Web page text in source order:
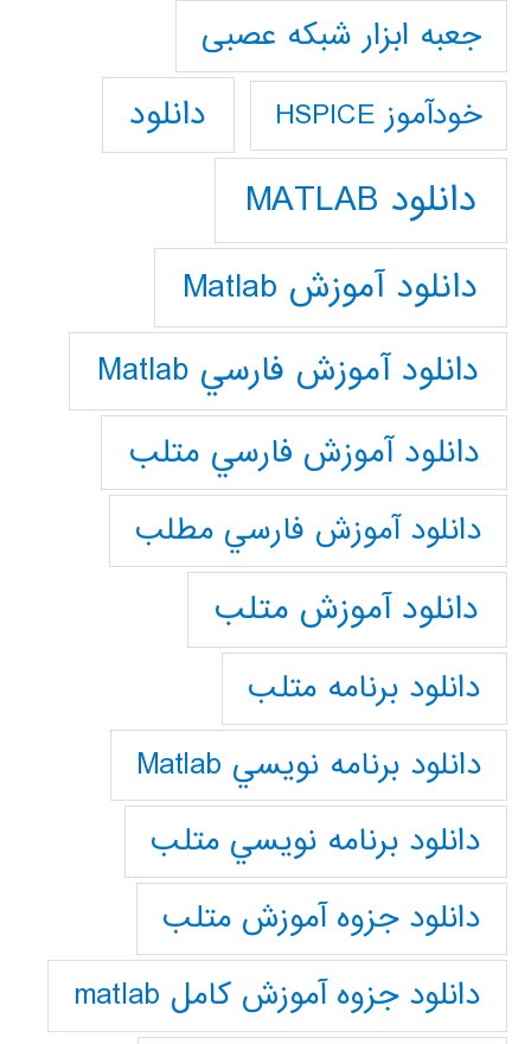
جعبه ابزار شبکه عصبی
خودآموز HSPICE دانلود
دانلود MATLAB
دانلود آموزش Matlab
دانلود آموزش فارسي Matlab
دانلود آموزش فارسي متلب
دانلود آموزش فارسي مطلب
دانلود آموزش متلب
دانلود برنامه متلب
دانلود برنامه نويسي Matlab
دانلود برنامه نويسي متلب
دانلود جزوه آموزش متلب
دانلود جزوه آموزش کامل matlab